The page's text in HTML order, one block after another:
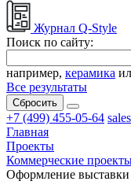
Журнал Q-Style
Поиск по сайту:
например, керамика
Все результаты
Сбросить
+7 (499) 455-05-64
Главная
Проекты
Коммерческие
Оформление